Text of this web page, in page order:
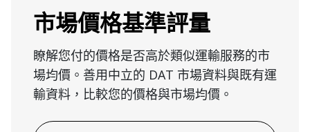
市場價格基準評量
瞭解您付的價格是否高於類似運輸服務的市
場均價。善用中立的 DAT 市場資料與既有運
輸資料，比較您的價格與市場均價。